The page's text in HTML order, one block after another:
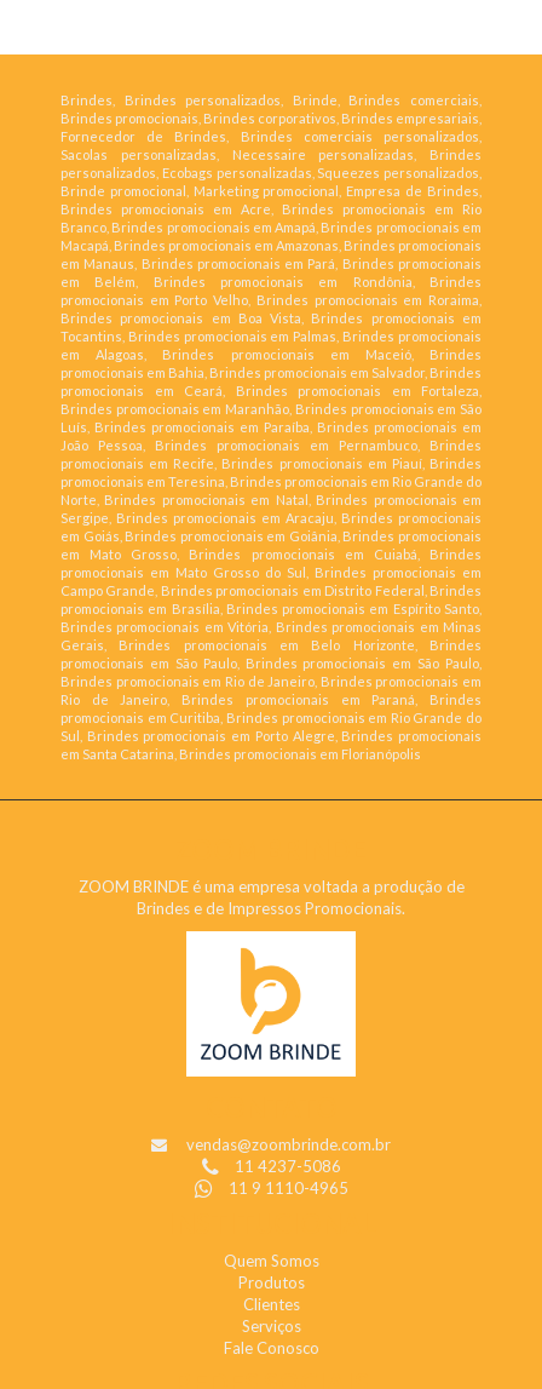
Brindes, Brindes personalizados, Brinde, Brindes comerciais,
Brindes promocionais, Brindes corporativos, Brindes empresariais,
Fornecedor de Brindes, Brindes comerciais personalizados,
Sacolas personalizadas, Necessaire personalizadas, Brindes
personalizados, Ecobags personalizadas, Squeezes personalizados,
Brinde promocional, Marketing promocional, Empresa de Brindes,
Brindes promocionais em Acre, Brindes promocionais em Rio
Branco, Brindes promocionais em Amapá, Brindes promocionais em
Macapá, Brindes promocionais em Amazonas, Brindes promocionais
em Manaus, Brindes promocionais em Pará, Brindes promocionais
em Belém, Brindes promocionais em Rondônia, Brindes
promocionais em Porto Velho, Brindes promocionais em Roraima,
Brindes promocionais em Boa Vista, Brindes promocionais em
Tocantins, Brindes promocionais em Palmas, Brindes promocionais
em Alagoas, Brindes promocionais em Maceió, Brindes
promocionais em Bahia, Brindes promocionais em Salvador, Brindes
promocionais em Ceará, Brindes promocionais em Fortaleza,
Brindes promocionais em Maranhão, Brindes promocionais em São
Luís, Brindes promocionais em Paraíba, Brindes promocionais em
João Pessoa, Brindes promocionais em Pernambuco, Brindes
promocionais em Recife, Brindes promocionais em Piauí, Brindes
promocionais em Teresina, Brindes promocionais em Rio Grande do
Norte, Brindes promocionais em Natal, Brindes promocionais em
Sergipe, Brindes promocionais em Aracaju, Brindes promocionais
em Goiás, Brindes promocionais em Goiânia, Brindes promocionais
em Mato Grosso, Brindes promocionais em Cuiabá, Brindes
promocionais em Mato Grosso do Sul, Brindes promocionais em
Campo Grande, Brindes promocionais em Distrito Federal, Brindes
promocionais em Brasília, Brindes promocionais em Espírito Santo,
Brindes promocionais em Vitória, Brindes promocionais em Minas
Gerais, Brindes promocionais em Belo Horizonte, Brindes
promocionais em São Paulo, Brindes promocionais em São Paulo,
Brindes promocionais em Rio de Janeiro, Brindes promocionais em
Rio de Janeiro, Brindes promocionais em Paraná, Brindes
promocionais em Curitiba, Brindes promocionais em Rio Grande do
Sul, Brindes promocionais em Porto Alegre, Brindes promocionais
em Santa Catarina, Brindes promocionais em Florianópolis
ZOOM BRINDE é uma empresa voltada a produção de
Brindes e de Impressos Promocionais.
vendas@zoombrinde.com.br
11 4237-5086
11 9 1110-4965
Quem Somos
Produtos
Clientes
Serviços
Fale Conosco